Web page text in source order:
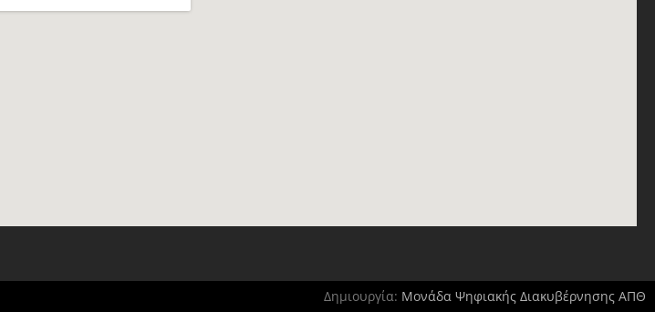
Δημιουργία: Μονάδα Ψηφιακής Διακυβέρνησης ΑΠΘ